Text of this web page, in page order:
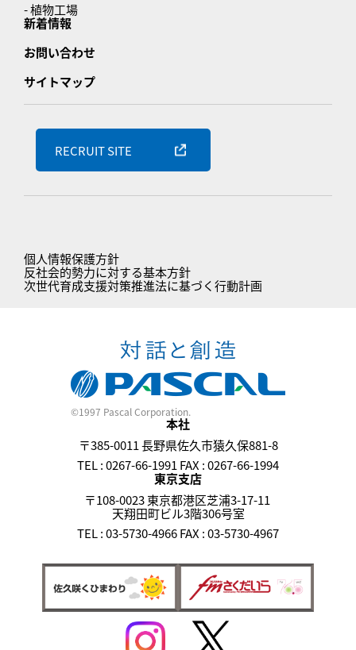
- 植物工場
新着情報
お問い合わせ
サイトマップ
RECRUIT SITE
個人情報保護方針
反社会的勢力に対する基本方針
次世代育成支援対策推進法に基づく行動計画
©1997 Pascal Corporation.
本社
〒385-0011 長野県佐久市猿久保881-8
TEL : 0267-66-1991 FAX : 0267-66-1994
東京支店
〒108-0023 東京都港区芝浦3-17-11
天翔田町ビル3階306号室
TEL : 03-5730-4966 FAX : 03-5730-4967